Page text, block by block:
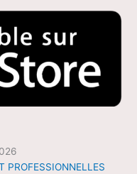
PROFESSIONNELLES